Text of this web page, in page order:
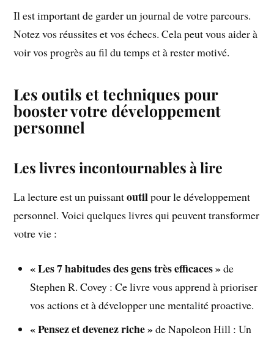
Il est important de garder un journal de votre parcours.
Notez vos réussites et vos échecs. Cela peut vous aider à
voir vos progrès au fil du temps et à rester motivé.
Les outils et techniques pour
booster votre développement
personnel
Les livres incontournables à lire
La lecture est un puissantoutilpour le développement
personnel. Voici quelques livres qui peuvent transformer
votre vie :
« Les 7 habitudes des gens très efficaces »de
Stephen R. Covey : Ce livre vous apprend à prioriser
vos actions et à développer une mentalité proactive.
« Pensez et devenez riche »de Napoleon Hill : Un